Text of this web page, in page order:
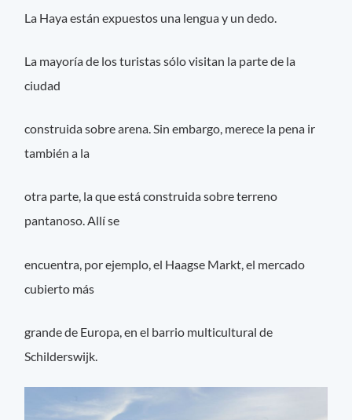
La Haya están expuestos una lengua y un dedo.
La mayoría de los turistas sólo visitan la parte de la
ciudad
construida sobre arena. Sin embargo, merece la pena ir
también a la
otra parte, la que está construida sobre terreno
pantanoso. Allí se
encuentra, por ejemplo, el Haagse Markt, el mercado
cubierto más
grande de Europa, en el barrio multicultural de
Schilderswijk.